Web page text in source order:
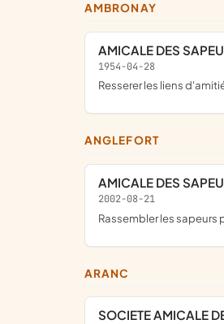
AMBRONAY
AMICALE DES
1954-04-28
resserer les liens
ANGLEFORT
AMICALE DES
2002-08-21
rassembler les
ARANC
SOCIETE AMICALE